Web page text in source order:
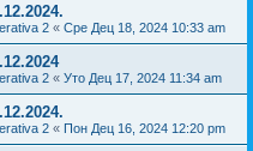
2 « Сре Дец 18, 2024 10:33 am
2 « Уто Дец 17, 2024 11:34 am
2 « Пон Дец 16, 2024 12:20 pm